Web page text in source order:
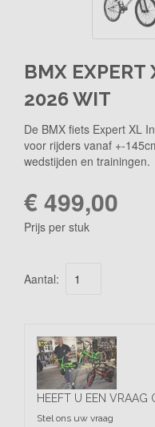
BMX EXPERT
2026 WIT
De BMX fiets Expert XL
voor rijders vanaf +-
wedstijden en trainingen.
€ 499,00
Prijs per stuk
Aantal:
HEEFT U EEN VRAAG
Stel ons uw vraag